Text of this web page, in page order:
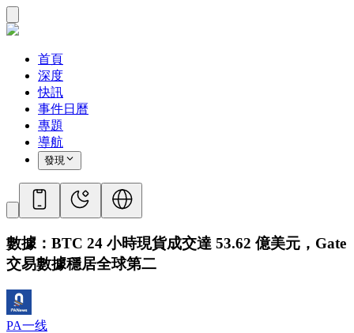
首頁
深度
快訊
事件日曆
專題
導航
發現
數據：BTC 24 小時現貨成交達 53.62 億美元，Gate
交易數據穩居全球第二
PA一线